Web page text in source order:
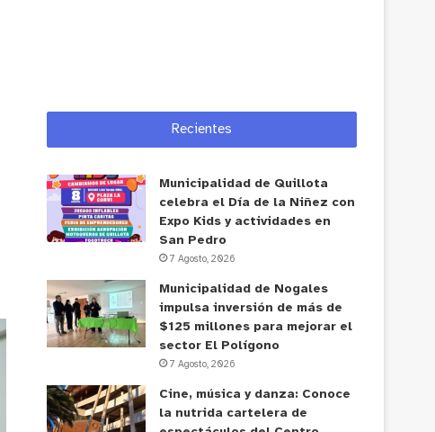
Recientes
Municipalidad de Quillota
celebra el Día de la Niñez con
Expo Kids y actividades en
San Pedro
7 Agosto, 2026
Municipalidad de Nogales
impulsa inversión de más de
$125 millones para mejorar el
sector El Polígono
7 Agosto, 2026
Cine, música y danza: Conoce
la nutrida cartelera de